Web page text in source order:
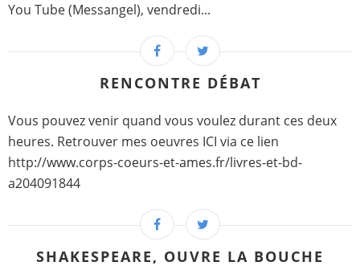
You Tube (Messangel), vendredi...
RENCONTRE DÉBAT
Vous pouvez venir quand vous voulez durant ces deux
heures. Retrouver mes oeuvres ICI via ce lien
http://www.corps-coeurs-et-ames.fr/livres-et-bd-
a204091844
SHAKESPEARE, OUVRE LA BOUCHE